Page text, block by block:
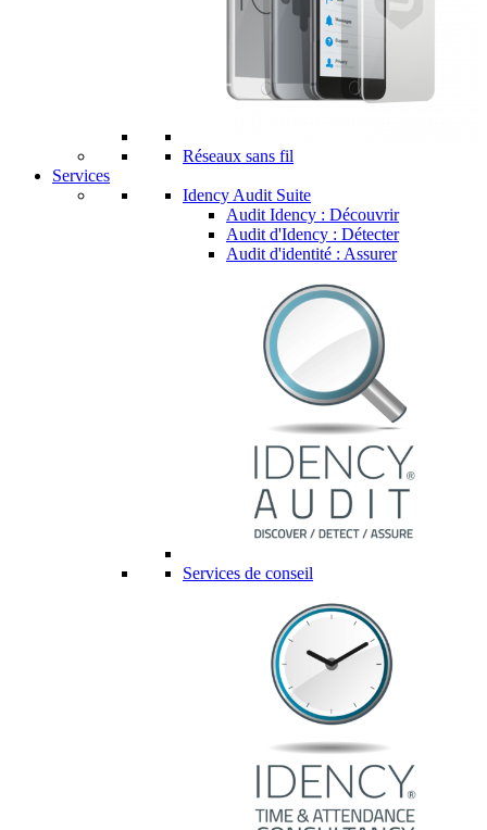
Réseaux sans fil
Services
Idency Audit Suite
Audit Idency : Découvrir
Audit d'Idency : Détecter
Audit d'identité : Assurer
Services de conseil